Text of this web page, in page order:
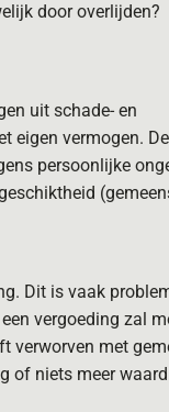
door overlijden?
uit schade- en
eigen vermogen.
persoonlijke
Dit is vaak
vergoeding zal
verworven met
of niets meer